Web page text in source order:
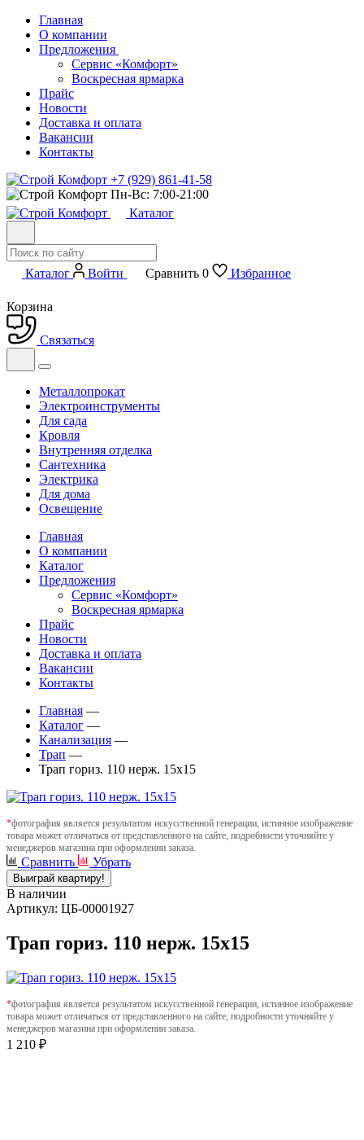
Главная
О компании
Предложения
Сервис «Комфорт»
Воскресная ярмарка
Прайс
Новости
Доставка и оплата
Вакансии
Контакты
+7 (929) 861-41-58
Пн-Вс: 7:00-21:00
Каталог
Каталог Войти Сравнить 0 Избранное
Корзина
Связаться
Металлопрокат
Электроинструменты
Для сада
Кровля
Внутренняя отделка
Сантехника
Электрика
Для дома
Освещение
Главная
О компании
Каталог
Предложения
Сервис «Комфорт»
Воскресная ярмарка
Прайс
Новости
Доставка и оплата
Вакансии
Контакты
Главная —
Каталог —
Канализация —
Трап —
Трап гориз. 110 нерж. 15х15
*фотография является результатом искусственной генерации, истинное изображение
товара может отличаться от представленного на сайте, подробности уточняйте у
менеджеров магазина при оформлении заказа.
Сравнить Убрать
Выиграй квартиру!
В наличии
Артикул: ЦБ-00001927
Трап гориз. 110 нерж. 15х15
*фотография является результатом искусственной генерации, истинное изображение
товара может отличаться от представленного на сайте, подробности уточняйте у
менеджеров магазина при оформлении заказа.
1 210 ₽